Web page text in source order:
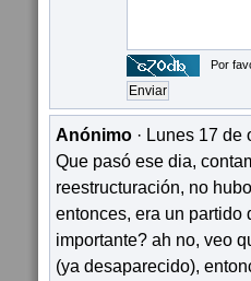
Por
Anónimo · Lunes 17 de
Que pasó ese dia,
reestructuración, no
entonces, era un
importante? ah no, veo
(ya desaparecido),